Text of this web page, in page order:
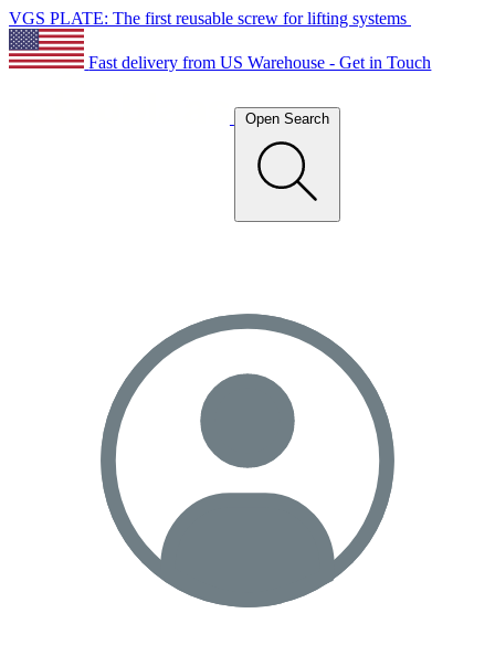
VGS PLATE: The first reusable screw for lifting systems
Fast delivery from US Warehouse - Get in Touch
Open Search